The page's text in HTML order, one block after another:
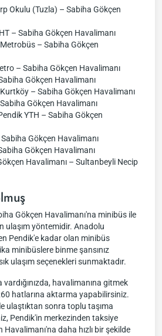
Okulu (Tuzla) – Sabiha Gökçen
– Sabiha Gökçen Havalimanı
– Sabiha Gökçen
– Sabiha Gökçen Havalimanı
Gökçen Havalimanı
– Sabiha Gökçen Havalimanı
Gökçen Havalimanı
YTH – Sabiha Gökçen
Gökçen Havalimanı
Gökçen Havalimanı
Havalimanı – Sultanbeyli Necip
Gökçen Havalimanı'na minibüs ile
ulaşım yöntemidir. Anadolu
Pendik'e kadar olan minibüs
minibüslere binme şansınız
ulaşım seçenekleri sunmaktadır.
havalimanına gitmek
hatlarına aktarma yapabilirsiniz.
ulaştıktan sonra toplu taşıma
Pendik'in merkezinden taksiye
daha hızlı bir şekilde